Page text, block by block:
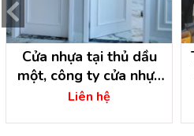
Cửa nhựa tại thủ dầu
một, công ty cửa nhựa
bình dương
Liên hệ